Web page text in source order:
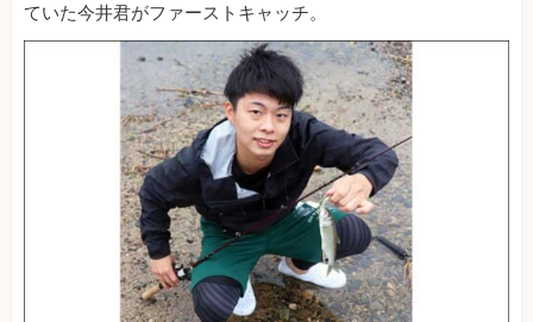
ていた今井君がファーストキャッチ。